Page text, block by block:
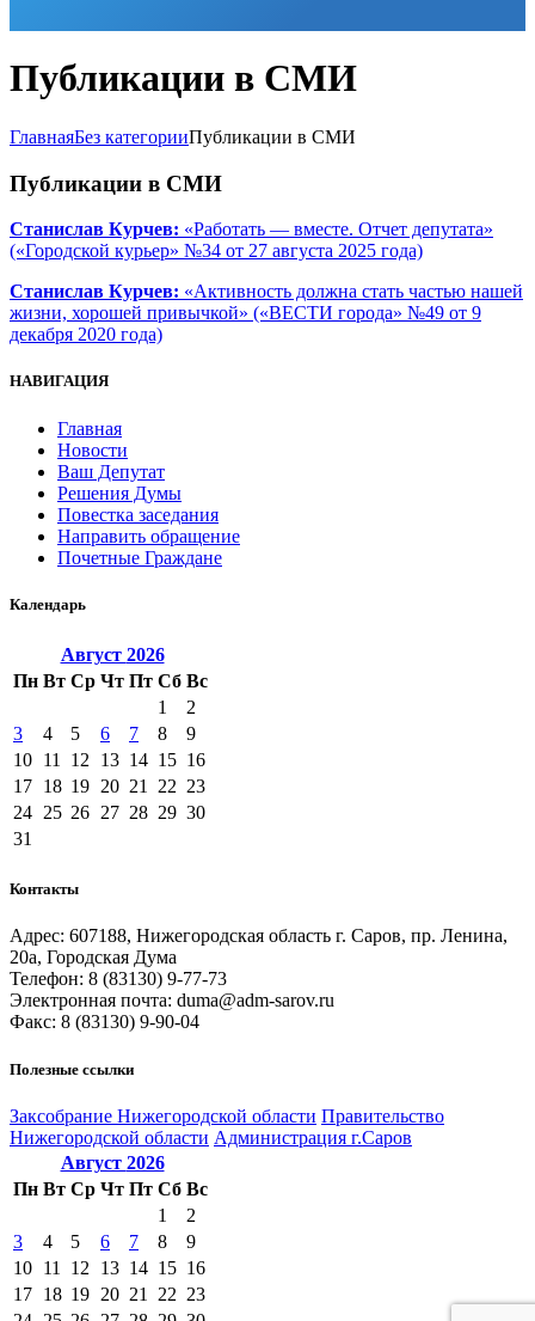
Публикации в СМИ
ГлавнаяБез категорииПубликации в СМИ
Публикации в СМИ
Станислав Курчев: «Работать — вместе. Отчет депутата»
(«Городской курьер» №34 от 27 августа 2025 года)
Станислав Курчев: «Активность должна стать частью нашей
жизни, хорошей привычкой» («ВЕСТИ города» №49 от 9
декабря 2020 года)
НАВИГАЦИЯ
Главная
Новости
Ваш Депутат
Решения Думы
Повестка заседания
Направить обращение
Почетные Граждане
Календарь
Август 2026
Пн Вт Ср Чт Пт Сб Вс
1
2
3
4 5 6 7 8
9
10 11 12 13 14 15 16
17 18 19 20 21 22 23
24 25 26 27 28 29 30
31
Контакты
Адрес: 607188, Нижегородская область г. Саров, пр. Ленина,
20а, Городская Дума
Телефон: 8 (83130) 9-77-73
Электронная почта: duma@adm-sarov.ru
Факс: 8 (83130) 9-90-04
Полезные ссылки
Закcобрание Нижегородской области Правительство
Нижегородской области Администрация г.Саров
Август 2026
Пн Вт Ср Чт Пт Сб Вс
1
2
3
4 5 6 7 8
9
10 11 12 13 14 15 16
17 18 19 20 21 22 23